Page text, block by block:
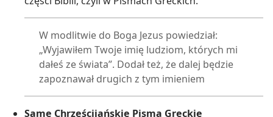
W modlitwie do Boga Jezus powiedział:
„Wyjawiłem Twoje imię ludziom, których mi
dałeś ze świata”. Dodał też, że dalej będzie
zapoznawał drugich z tym imieniem
Same Chrześcijańskie Pisma Greckie